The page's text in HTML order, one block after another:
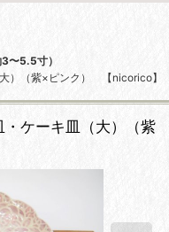
〜5.5寸）
）（紫×ピンク） 【nicorico】
ケーキ皿（大）（紫